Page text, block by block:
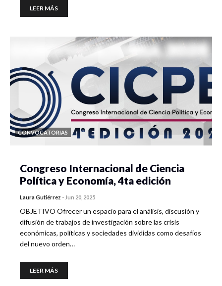
LEER MÁS
CONVOCATORIAS
Congreso Internacional de Ciencia
Política y Economía, 4ta edición
Laura Gutiérrez - Jun 20, 2025
OBJETIVO Ofrecer un espacio para el análisis, discusión y
difusión de trabajos de investigación sobre las crisis
económicas, políticas y sociedades divididas como desafíos
del nuevo orden…
LEER MÁS